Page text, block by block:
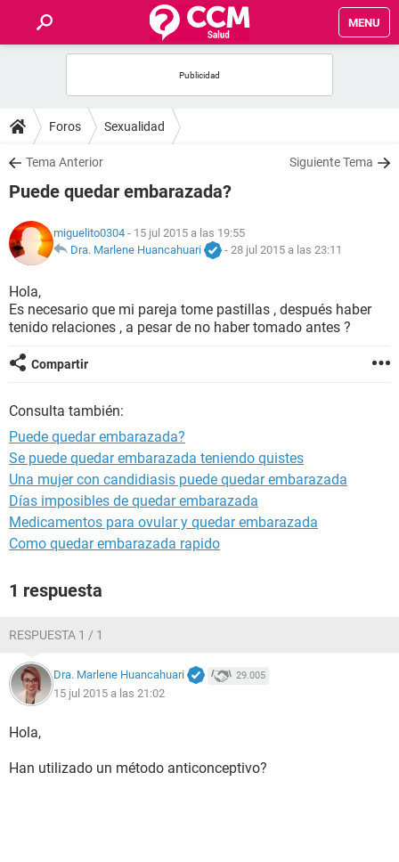
MENU
FOROS
SALUD
NUTRICIÓN
BIENESTAR
Foros Sexualidad
Tema Anterior Siguiente Tema
Puede quedar embarazada?
miguelito0304 - 15 jul 2015 a las 19:55
Dra. Marlene Huancahuari
- 28 jul 2015 a las 23:11
Hola,
Es necesario que mi pareja tome pastillas , después haber
tenido relaciones , a pesar de no haber tomado antes ?
Compartir
Consulta también:
Puede quedar embarazada?
Se puede quedar embarazada teniendo quistes
Una mujer con candidiasis puede quedar embarazada
Días imposibles de quedar embarazada
Medicamentos para ovular y quedar embarazada
Como quedar embarazada rapido
1 respuesta
RESPUESTA 1 / 1
Dra. Marlene Huancahuari 29.005
15 jul 2015 a las 21:02
Hola,
Han utilizado un método anticonceptivo?